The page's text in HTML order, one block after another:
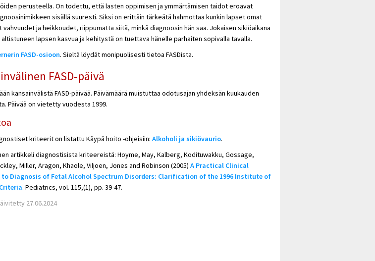
perusteella. On todettu, että lasten oppimisen ja ymmärtämisen taidot eroavat
sisällä suuresti. Siksi on erittäin tärkeätä hahmottaa kunkin lapset omat
vahvuudet ja heikkoudet, riippumatta siitä, minkä diagnoosin hän saa. Jokaisen sikiöaikana
lapsen kasvua ja kehitystä on tuettava hänelle parhaiten sopivalla tavalla.
FASD-osioon. Sieltä löydät monipuolisesti tietoa FASDista.
FASD-päivä
kansainvälistä FASD-päivää. Päivämäärä muistuttaa odotusajan yhdeksän kuukauden
Päivää on vietetty vuodesta 1999.
kriteerit on listattu Käypä hoito -ohjeisiin: Alkoholi ja sikiövaurio.
artikkeli diagnostisista kriteereistä: Hoyme, May, Kalberg, Kodituwakku, Gossage,
Miller, Aragon, Khaole, Viljoen, Jones and Robinson (2005) A Practical Clinical
to Diagnosis of Fetal Alcohol Spectrum Disorders: Clarification of the 1996 Institute of
. Pediatrics, vol. 115,(1), pp. 39-47.
27.06.2024